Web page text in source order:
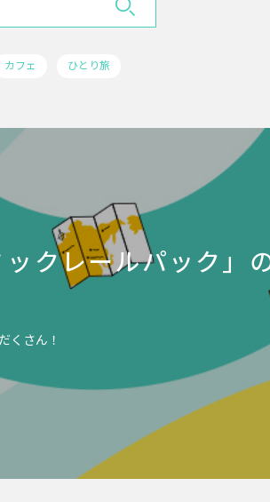
カフェ ひとり旅
クレールパック」
くさん！